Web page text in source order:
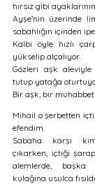
hırsız gibi
Ayşe’nin üzerinde
sabahlığın içinden
Kalbi öyle hızlı
yükselip alçalıyor.
Gözleri aşk aleviyle
tutup yatağa
Mihail o şerbetten
efendim.
Sabaha karşı
çıkarken, içtiği
alemlerde, başka
kulağına usulca